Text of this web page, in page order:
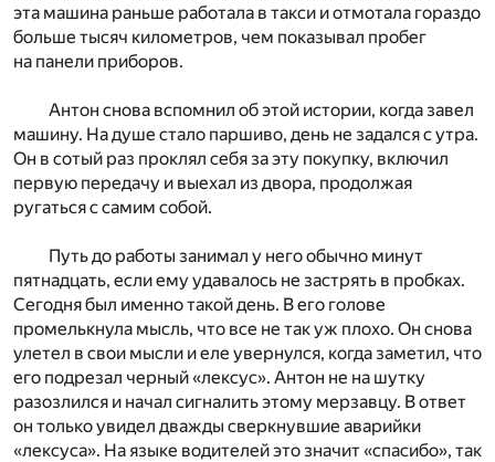
эта машина раньше работала в такси и отмотала гораздо
больше тысяч километров, чем показывал пробег
на панели приборов.
Антон снова вспомнил об этой истории, когда завел
машину. На душе стало паршиво, день не задался с утра.
Он в сотый раз проклял себя за эту покупку, включил
первую передачу и выехал из двора, продолжая
ругаться с самим собой.
Путь до работы занимал у него обычно минут
пятнадцать, если ему удавалось не застрять в пробках.
Сегодня был именно такой день. В его голове
промелькнула мысль, что все не так уж плохо. Он снова
улетел в свои мысли и еле увернулся, когда заметил, что
его подрезал черный «лексус». Антон не на шутку
разозлился и начал сигналить этому мерзавцу. В ответ
он только увидел дважды сверкнувшие аварийки
«лексуса». На языке водителей это значит «спасибо», так